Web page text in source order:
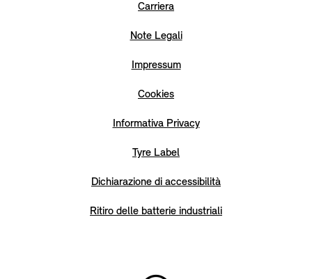
Carriera
Note Legali
Impressum
Cookies
Informativa Privacy
Tyre Label
Dichiarazione di accessibilità
Ritiro delle batterie industriali